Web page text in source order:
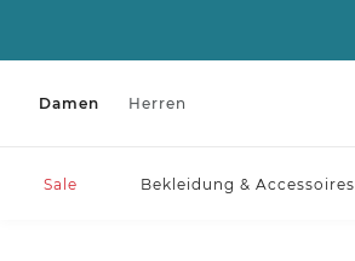
Damen Herren
Sale Bekleidung & Accessoires